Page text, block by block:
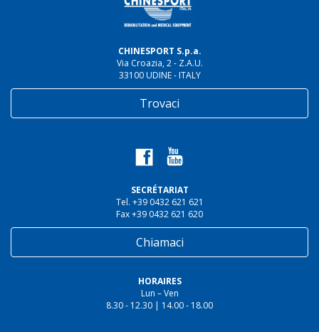
CHINESPORT S.p.a.
Via Croazia, 2 - Z.A.U.
33100 UDINE - ITALY
Trovaci
SECRÉTARIAT
Tel. +39 0432 621 621
Fax +39 0432 621 620
Chiamaci
HORAIRES
Lun – Ven
8.30 - 12.30 | 14.00 - 18.00